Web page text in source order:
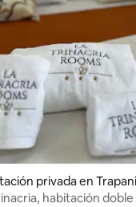
5.0 de 5, 7
privada en Trapani
habitación doble